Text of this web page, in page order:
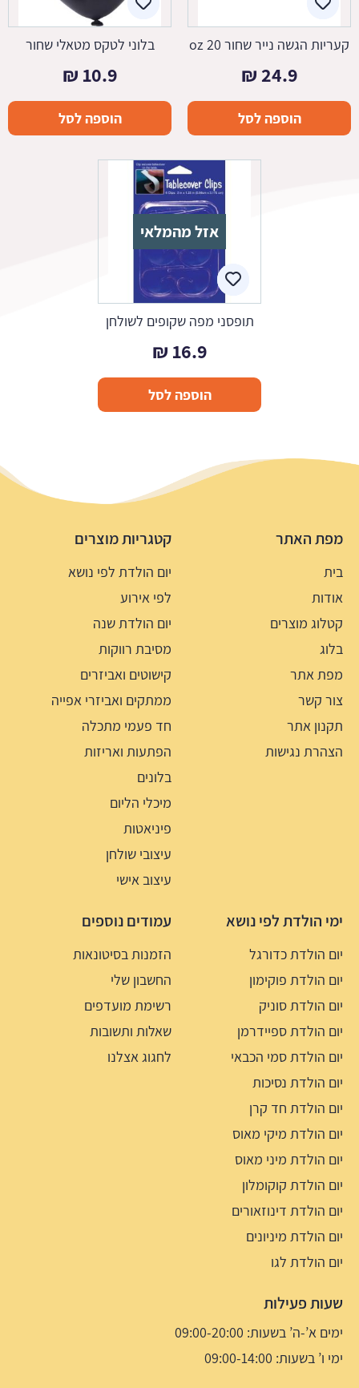
קעריות הגשה נייר שחור 20 oz
24.9
₪
הוספה לסל
בלוני לטקס מטאלי שחור
10.9
₪
הוספה לסל
אזל מהמלאי
תופסני מפה שקופים לשולחן
16.9
₪
הוספה לסל
מפת האתר
בית
אודות
קטלוג מוצרים
בלוג
מפת אתר
צור קשר
תקנון אתר
הצהרת נגישות
קטגריות מוצרים
יום הולדת לפי נושא
לפי אירוע
יום הולדת שנה
מסיבת רווקות
קישוטים ואביזרים
ממתקים ואביזרי אפייה
חד פעמי מתכלה
הפתעות ואריזות
בלונים
מיכלי הליום
פיניאטות
עיצובי שולחן
עיצוב אישי
ימי הולדת לפי נושא
יום הולדת כדורגל
יום הולדת פוקימון
יום הולדת סוניק
יום הולדת ספיידרמן
יום הולדת סמי הכבאי
יום הולדת נסיכות
יום הולדת חד קרן
יום הולדת מיקי מאוס
יום הולדת מיני מאוס
יום הולדת קוקומלון
יום הולדת דינוזאורים
יום הולדת מיניונים
יום הולדת לגו
עמודים נוספים
הזמנות בסיטונאות
החשבון שלי
רשימת מועדפים
שאלות ותשובות
לחגוג אצלנו
שעות פעילות
ימים א’-ה’ בשעות: 09:00-20:00
ימי ו’ בשעות: 09:00-14:00